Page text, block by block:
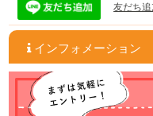
友だち追
インフォメーション